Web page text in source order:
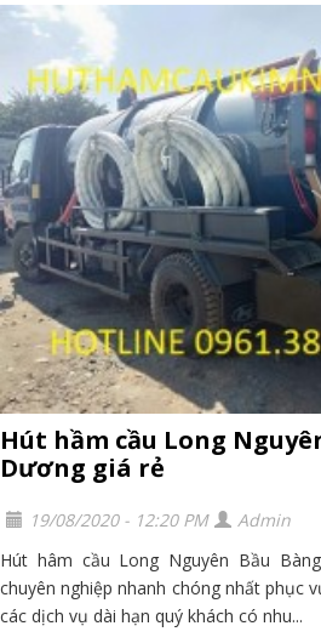
Hút hầm cầu Long
Dương giá rẻ
19/08/2020 - 12:20 PM
Admin
Hút hâm cầu Long Nguyên Bầu
chuyên nghiệp nhanh chóng nhất phục
các dịch vụ dài hạn quý khách có nhu...